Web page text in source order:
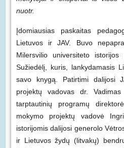
nuotr.
Įdomiausias paskaitas
Lietuvos ir JAV. Buvo
Milersvilio universiteto
Sužiedėlį, kuris, lankydamasis
savo knygą. Patirtimi dalijosi
projektų vadovas dr.
tarptautinių programų
mokymo projektų vadovė
istorijomis dalijosi generolo
ir Lietuvos žydų (litvakų)